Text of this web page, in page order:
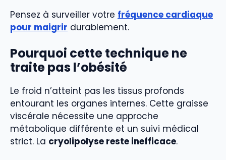
Pensez à surveiller votre fréquence cardiaque
pour maigrir durablement.
Pourquoi cette technique ne
traite pas l’obésité
Le froid n’atteint pas les tissus profonds
entourant les organes internes. Cette graisse
viscérale nécessite une approche
métabolique différente et un suivi médical
strict. La cryolipolyse reste inefficace.